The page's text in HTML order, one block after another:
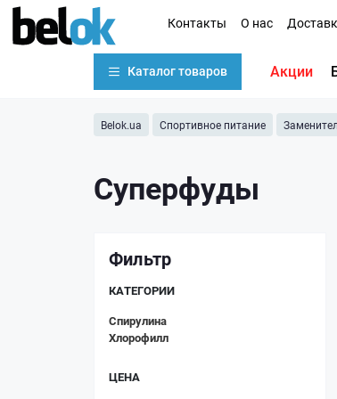
Контакты О нас
Каталог товаров Акции
Belok.ua Спортивное питание
Суперфуды
Фильтр
КАТЕГОРИИ
Спирулина
Хлорофилл
ЦЕНА